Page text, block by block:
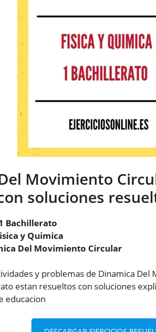
Movimiento
soluciones
Bachillerato
y Quimica
Del Movimiento Circular
y problemas de Dinamica Del
estan resueltos con soluciones
educacion